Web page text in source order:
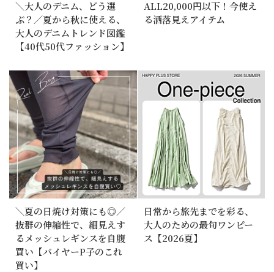
＼大人のデニム、どう選
ぶ？／夏から秋に使える、
大人のデニムトレンド図鑑
【40代50代ファッション】
ALL20,000円以下！今使え
る洒落見えアイテム
＼夏の日焼け対策にも◎／
抜群の伸縮性で、細見えす
るメッシュレギンスを自腹
買い【バイヤーP子のこれ
買い】
日常から旅先までを彩る、
大人のための最旬ワンピー
ス【2026夏】